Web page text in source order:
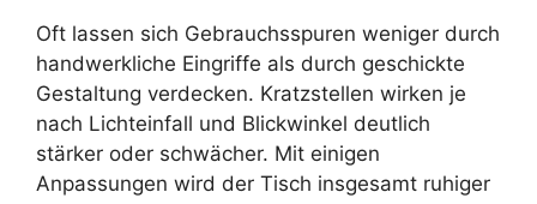
Oft lassen sich Gebrauchsspuren weniger durch
handwerkliche Eingriffe als durch geschickte
Gestaltung verdecken. Kratzstellen wirken je
nach Lichteinfall und Blickwinkel deutlich
stärker oder schwächer. Mit einigen
Anpassungen wird der Tisch insgesamt ruhiger